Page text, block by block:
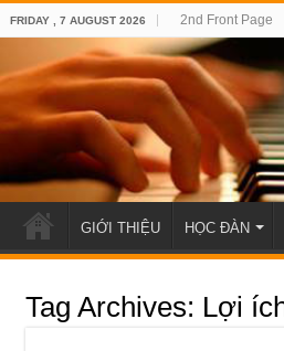
FRIDAY , 7 AUGUST 2026 2nd Front Page
GIỚI THIỆU HỌC ĐÀN
Tag Archives: Lợi